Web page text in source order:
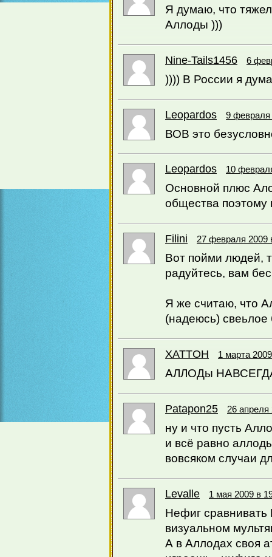
Я думаю, что
Аллоды )))
Nine-Tails1456 6
)))) В России я
Leopardos 9 февраля
ВОВ это
Leopardos 10
Основной плюс
общества поэтому
Filini 27 февраля 2009
Вот пойми людей,
радуйтесь, вам
Я же считаю, что
(надеюсь)
XATTOH 1 марта
АЛЛОДы
Patapon25 26 апреля
ну и что пусть
и всё равно
вовсяком случаи
Levalle 1 мая 2009 в
Нефиг сравнивать
визуальном
А в Аллодах своя